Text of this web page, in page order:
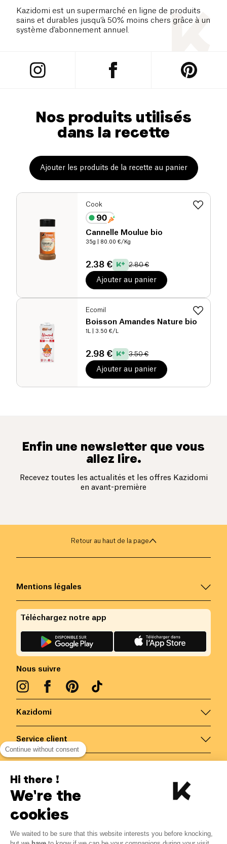
Kazidomi est un supermarché en ligne de produits
sains et durables jusqu’à 50% moins chers grâce à un
système d’abonnement annuel.
Nos produits utilisés
dans la recette
Ajouter les produits de la recette au panier
Cook
Cannelle Moulue bio
35g | 80.00 €/Kg
2.38 € 2.80 €
Ajouter au panier
Ecomil
Boisson Amandes Nature bio
1L | 3.50 €/L
2.98 € 3.50 €
Ajouter au panier
Enfin une newsletter que vous
allez lire.
Recevez toutes les actualités et les offres Kazidomi
en avant-première
Retour au haut de la page
Kazidomi
Service client
Mentions légales
Nous suivre
Téléchargez notre app
Belgique/FR
Continue without consent
Hi there !
We're the
cookies
We waited to be sure that this website interests you before knocking,